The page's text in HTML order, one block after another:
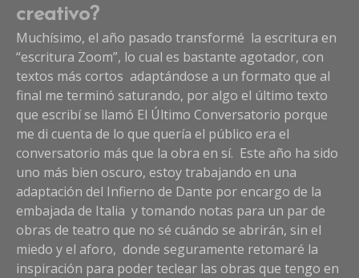
creativo?
Muchísimo, el año pasado transformé la escritura en
“escritura Zoom”, lo cual es bastante agotador, con
textos más cortos adaptándose a un formato que al
final me terminó saturando, por algo el último texto
que escribí se llamó El Último Conversatorio porque
me di cuenta de lo que quería el público era el
conversatorio más que la obra en sí. Este año ha sido
uno más bien oscuro, estoy trabajando en una
adaptación del Infierno de Dante por encargo de la
embajada de Italia y tomando notas para un par de
obras de teatro que no sé cuándo se abrirán, sin el
miedo y el aforo, donde seguramente retomaré la
inspiración para poder teclear las obras que tengo en